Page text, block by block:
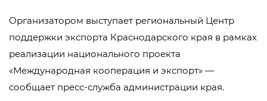
Организатором выступает региональный Центр
поддержки экспорта Краснодарского края в рамках
реализации национального проекта
«Международная кооперация и экспорт» —
сообщает пресс-служба администрации края.